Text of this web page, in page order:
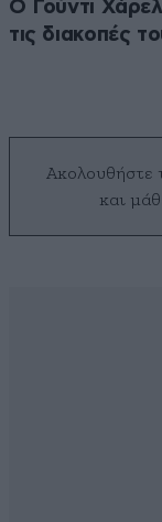
Ο Γούντι
τις διακοπές
Ακολουθήστε
και